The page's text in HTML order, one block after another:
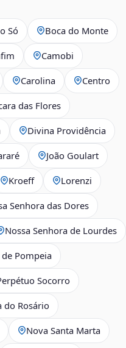
Só Boca do Monte
Camobi
Carolina Centro
das Flores
Divina Providência
João Goulart
Kroeff Lorenzi
Senhora das Dores
Nossa Senhora de Lourdes
Pompeia
Socorro
do Rosário
Nova Santa Marta